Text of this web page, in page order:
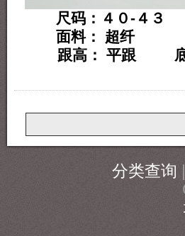
尺码：４０-４
面料： 超纤
跟高： 平跟 底
分类查询 |